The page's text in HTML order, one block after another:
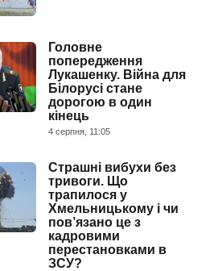
Головне
попередження
Лукашенку. Війна для
Білорусі стане
дорогою в один
кінець
4 серпня, 11:05
Страшні вибухи без
тривоги. Що
трапилося у
Хмельницькому і чи
пов’язано це з
кадровими
перестановками в
ЗСУ?